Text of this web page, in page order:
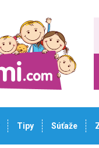
Tipy Súťaže